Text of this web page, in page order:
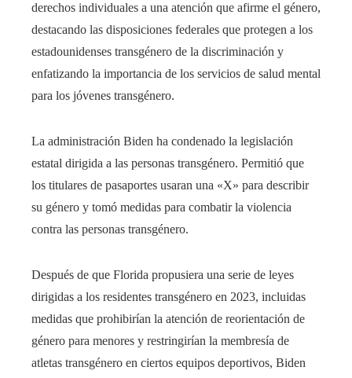
derechos individuales a una atención que afirme el género,
destacando las disposiciones federales que protegen a los
estadounidenses transgénero de la discriminación y
enfatizando la importancia de los servicios de salud mental
para los jóvenes transgénero.
La administración Biden ha condenado la legislación
estatal dirigida a las personas transgénero. Permitió que
los titulares de pasaportes usaran una «X» para describir
su género y tomó medidas para combatir la violencia
contra las personas transgénero.
Después de que Florida propusiera una serie de leyes
dirigidas a los residentes transgénero en 2023, incluidas
medidas que prohibirían la atención de reorientación de
género para menores y restringirían la membresía de
atletas transgénero en ciertos equipos deportivos, Biden